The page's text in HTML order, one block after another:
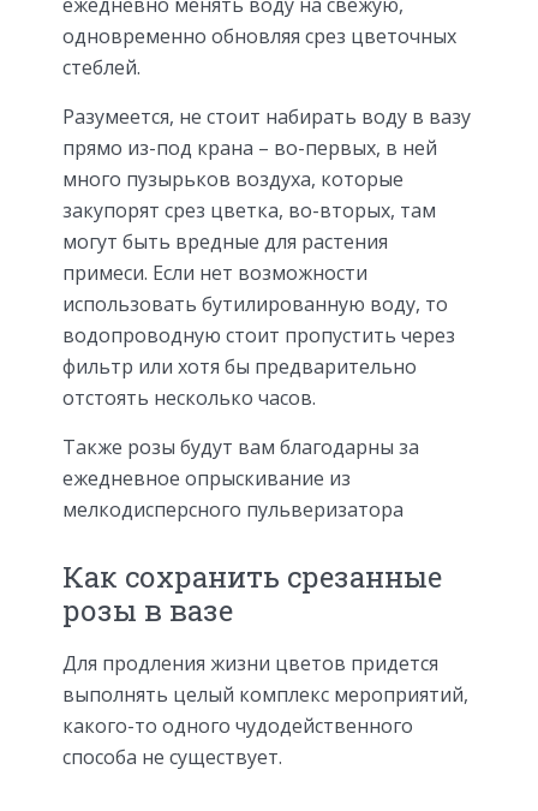
одновременно обновляя срез цветочных
стеблей.
Разумеется, не стоит набирать воду в вазу
прямо из-под крана – во-первых, в ней
много пузырьков воздуха, которые
закупорят срез цветка, во-вторых, там
могут быть вредные для растения
примеси. Если нет возможности
использовать бутилированную воду, то
водопроводную стоит пропустить через
фильтр или хотя бы предварительно
отстоять несколько часов.
Также розы будут вам благодарны за
ежедневное опрыскивание из
мелкодисперсного пульверизатора
Как сохранить срезанные
розы в вазе
Для продления жизни цветов придется
выполнять целый комплекс мероприятий,
какого-то одного чудодейственного
способа не существует.